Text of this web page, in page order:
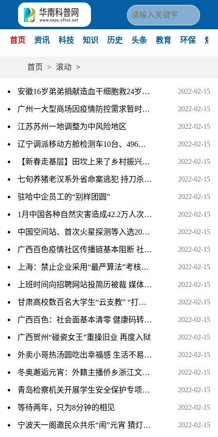
首页 资讯 科技 知识 历史 头条 教育 环保 焦
首页 > 滚动 >
安徽16岁弟弟捐献造血干细胞救24岁哥哥 2022-02-15
广州一大型商场因疫情防控需求暂时封闭 2022-02-15
江苏苏州一地调整为中风险地区 2022-02-15
辽宁调派移动方舱检测车10台、496人支援葫芦岛疫情防控 2022-02-15
【新春走基层】田坎上来了乡村振兴工作队 2022-02-15
七旬养猪老汉系外省命案逃犯 持刀杀人潜逃13年后宿迁落网 2022-02-15
驻哈中企员工的“别样团圆” 2022-02-15
1月中国各种自然灾害造成42.2万人次受灾 2022-02-15
中国空间站、首次火星探测等入选2021年度十大科普事件 2022-02-15
广西百色疫情社区传播链基本阻断 社会面基本实现清零 2022-02-15
上海：禁止企业采用“最严算法”考核、遏制“以罚代管” 2022-02-15
上班时间向招聘网站投简历被裁 媒体：职场数字化管理别 2022-02-15
甘肃高校数百名大学生“云支教” “打卡”互动零距离育人 2022-02-15
广西百色：社会面基本清零 健康码转码工作有序开展 2022-02-15
广西贺州“碰瓷女王”重操旧业 再度入狱 2022-02-15
外卖小哥热汤圆吃出幸福感 生活不易愿被社会温柔以待 2022-02-15
冬奥邂逅元宵：外籍主播侨乡浙江文成“闹元宵” 2022-02-15
青岛检察机关开展学生安全保护专项监督活动 2022-02-15
等待两年，只为8分钟的相见 2022-02-15
宁波天一阁邀民众共乐“闹”元宵 猜灯谜等传统民俗受热捧 2022-02-15